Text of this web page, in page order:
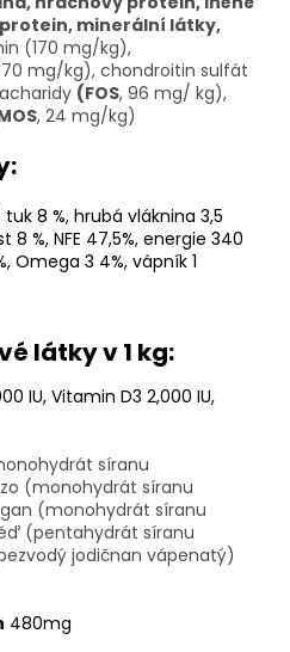
minerální látky,
(170 mg/kg),
mg/kg), chondroitin sulfát
(FOS, 96 mg/ kg),
, 24 mg/kg)
8 %, hrubá vláknina 3,5
8 %, NFE 47,5%, energie 340
Omega 3 4%, vápník 1
látky v 1 kg:
IU, Vitamin D3 2,000 IU,
síranu
(monohydrát síranu
(monohydrát síranu
(pentahydrát síranu
jodičnan vápenatý)
480mg